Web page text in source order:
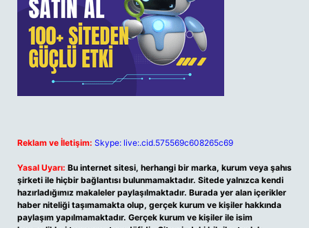
Reklam ve İletişim: Skype: live:.cid.575569c608265c69
Yasal Uyarı: Bu internet sitesi, herhangi bir marka, kurum veya şahıs
şirketi ile hiçbir bağlantısı bulunmamaktadır. Sitede yalnızca kendi
hazırladığımız makaleler paylaşılmaktadır. Burada yer alan içerikler
haber niteliği taşımamakta olup, gerçek kurum ve kişiler hakkında
paylaşım yapılmamaktadır. Gerçek kurum ve kişiler ile isim